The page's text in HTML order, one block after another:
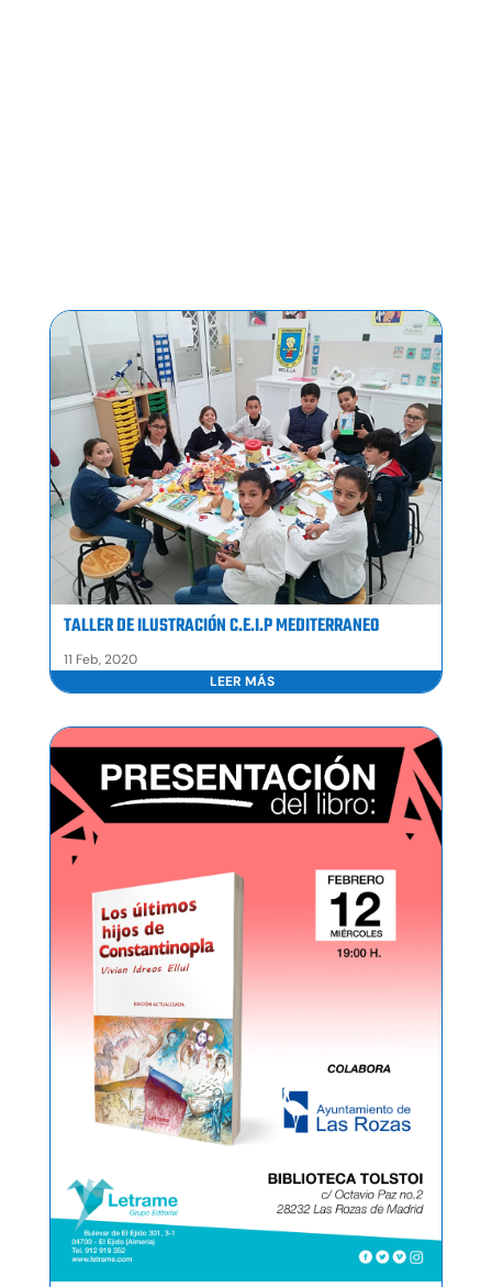
TALLER DE ILUSTRACIÓN C.E.I.P MEDITERRANEO
11 Feb, 2020
LEER MÁS